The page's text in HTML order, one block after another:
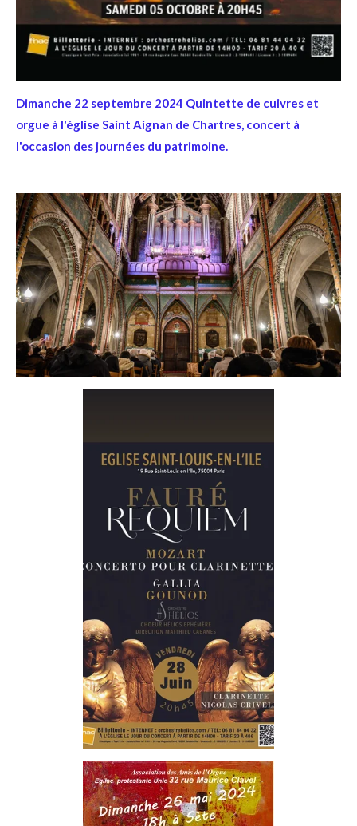
Dimanche 22 septembre 2024 Quintette de cuivres et
orgue à l'église Saint Aignan de Chartres, concert à
l'occasion des journées du patrimoine.